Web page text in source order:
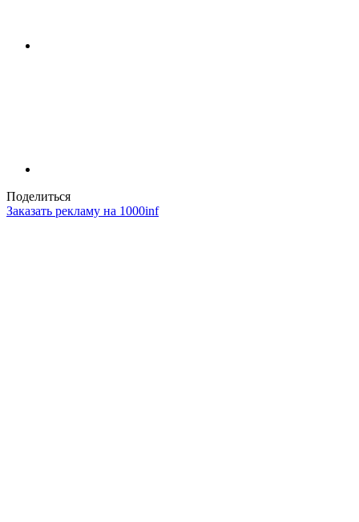
Поделиться
Заказать рекламу на 1000inf